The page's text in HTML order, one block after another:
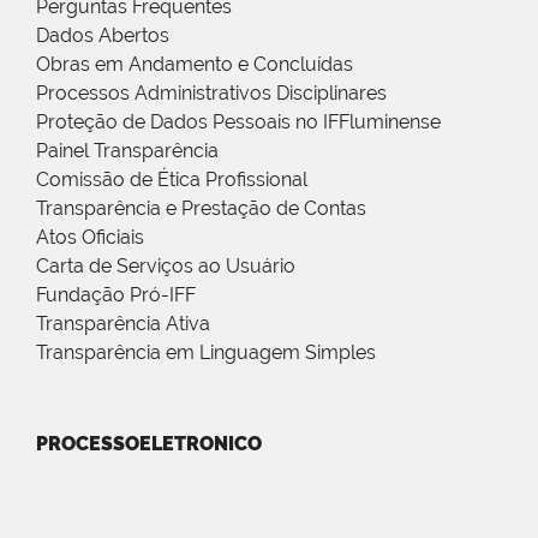
Perguntas Frequentes
Dados Abertos
Obras em Andamento e Concluídas
Processos Administrativos Disciplinares
Proteção de Dados Pessoais no IFFluminense
Painel Transparência
Comissão de Ética Profissional
Transparência e Prestação de Contas
Atos Oficiais
Carta de Serviços ao Usuário
Fundação Pró-IFF
Transparência Ativa
Transparência em Linguagem Simples
PROCESSOELETRONICO